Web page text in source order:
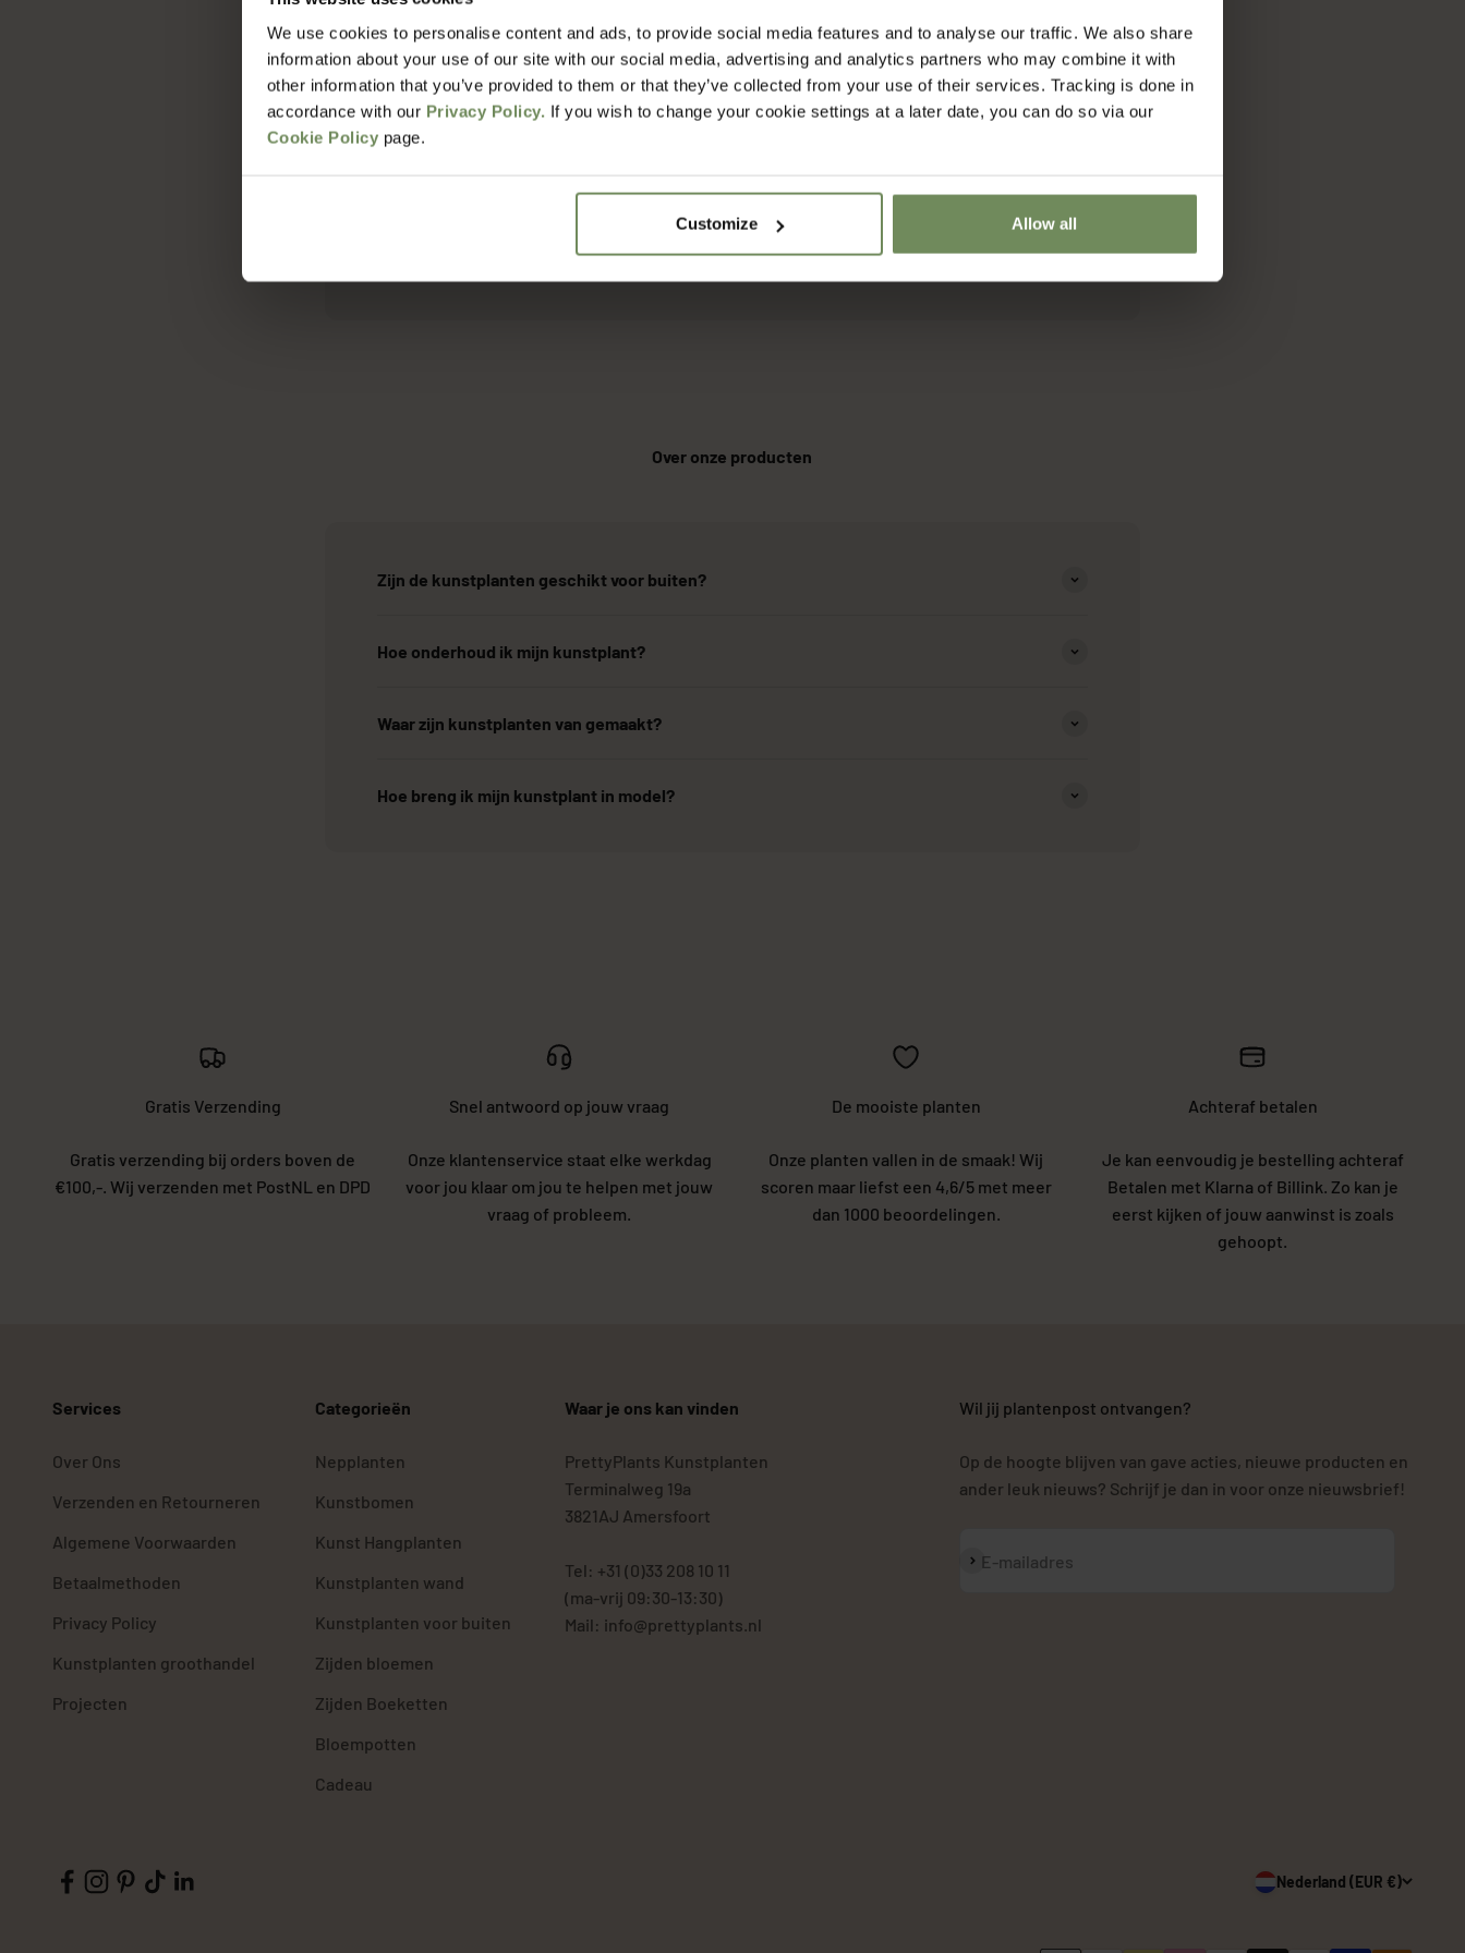
We use cookies to personalise content and ads, to provide social media features and to analyse our traffic. We also share
information about your use of our site with our social media, advertising and analytics partners who may combine it with
other information that you’ve provided to them or that they’ve collected from your use of their services. Tracking is done in
accordance with our Privacy Policy. If you wish to change your cookie settings at a later date, you can do so via our
Cookie Policy page.
Customize Allow all
Hoe lang duur het voordat ik mijn bestelling ontvang?
Wat zijn de verzendkosten?
Met welke bezorgdienst werken jullie?
Hoe zit het met retourneren?
Over onze producten
Zijn de kunstplanten geschikt voor buiten?
Hoe onderhoud ik mijn kunstplant?
Waar zijn kunstplanten van gemaakt?
Hoe breng ik mijn kunstplant in model?
Gratis Verzending
Gratis verzending bij orders boven de
€100,-. Wij verzenden met PostNL en DPD
Snel antwoord op jouw vraag
Onze klantenservice staat elke werkdag
voor jou klaar om jou te helpen met jouw
vraag of probleem.
De mooiste planten
Onze planten vallen in de smaak! Wij
scoren maar liefst een 4,6/5 met meer
dan 1000 beoordelingen.
Achteraf betalen
Je kan eenvoudig je bestelling achteraf
Betalen met Klarna of Billink. Zo kan je
eerst kijken of jouw aanwinst is zoals
gehoopt.
Services
Over Ons
Verzenden en Retourneren
Algemene Voorwaarden
Betaalmethoden
Privacy Policy
Kunstplanten groothandel
Projecten
Categorieën
Nepplanten
Kunstbomen
Kunst Hangplanten
Kunstplanten wand
Kunstplanten voor buiten
Zijden bloemen
Zijden Boeketten
Bloempotten
Cadeau
Waar je ons kan vinden
PrettyPlants Kunstplanten
Terminalweg 19a
3821AJ Amersfoort
Tel: +31 (0)33 208 10 11
(ma-vrij 09:30-13:30)
Mail: info@prettyplants.nl
Wil jij plantenpost ontvangen?
Op de hoogte blijven van gave acties, nieuwe producten en
ander leuk nieuws? Schrijf je dan in voor onze nieuwsbrief!
E-mailadres
Abonneren
Nederland (EUR €)